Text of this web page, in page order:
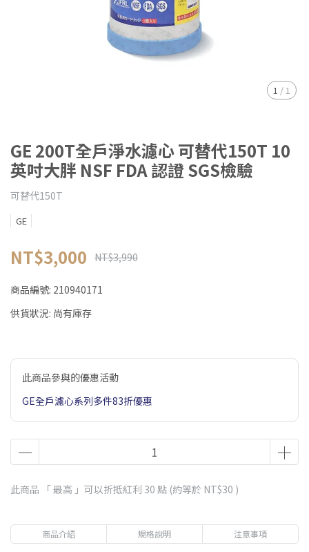
1 / 1
GE 200T全戶淨水濾心 可替代150T 10
英吋大胖 NSF FDA 認證 SGS檢驗
可替代150T
GE
NT$3,000 NT$3,990
商品編號: 210940171
供貨狀況: 尚有庫存
此商品參與的優惠活動
GE全戶濾心系列多件83折優惠
此商品 「 最高 」可以折抵紅利 30 點 (約等於 NT$30 )
商品介紹 規格說明 注意事項